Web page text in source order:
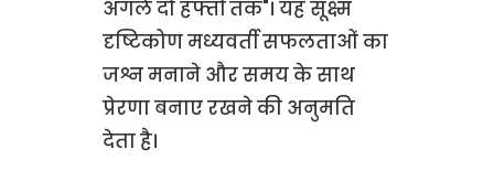
अगले दो हफ्तों तक"। यह सूक्ष्म
दृष्टिकोण मध्यवर्ती सफलताओं का
जश्न मनाने और समय के साथ
प्रेरणा बनाए रखने की अनुमति
देता है।